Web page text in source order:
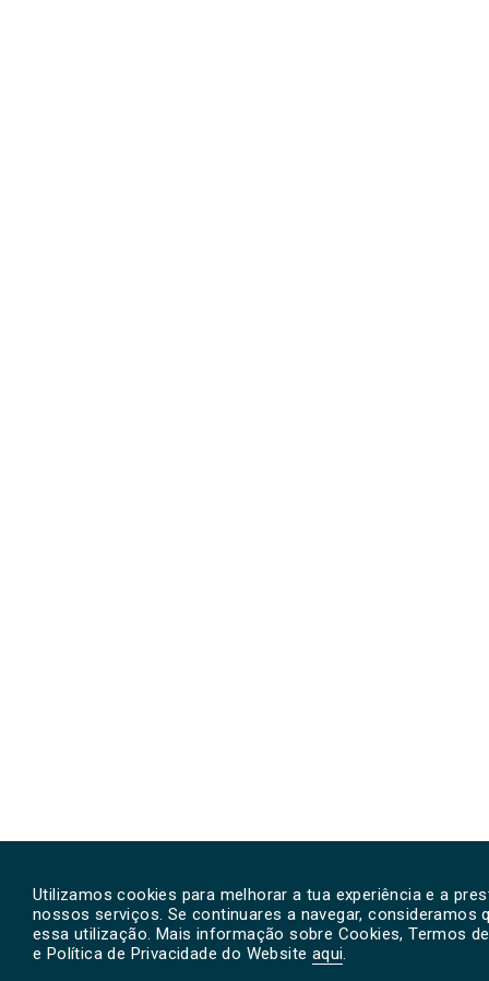
Utilizamos cookies para melhorar a tua experiência e a
nossos serviços. Se continuares a navegar, consideramos
essa utilização. Mais informação sobre Cookies, Termos
e Política de Privacidade do Website aqui.